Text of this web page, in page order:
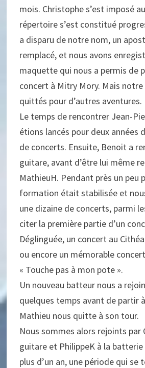
mois. Christophe s’est imposé
répertoire s’est constitué
a disparu de notre nom, un
remplacé, et nous avons
maquette qui nous a permis de
concert à Mitry Mory. Mais
quittés pour d’autres aventures.
Le temps de rencontrer Jean-
étions lancés pour deux années
de concerts. Ensuite, Benoit a
guitare, avant d’être lui même
MathieuH. Pendant près un peu
formation était stabilisée et
une dizaine de concerts, parmi
citer la première partie d’un
Déglinguée, un concert au
ou encore un mémorable
« Touche pas à mon pote ».
Un nouveau batteur nous a
quelques temps avant de partir
Mathieu nous quitte à son tour.
Nous sommes alors rejoints par
guitare et PhilippeK à la batterie
plus d’un an, une période qui se